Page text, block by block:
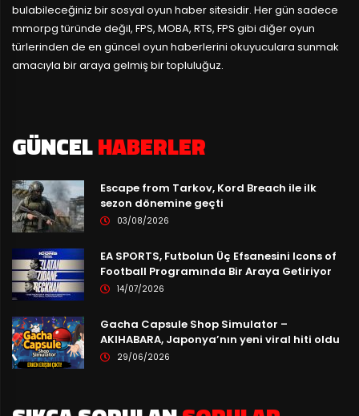
bulabileceğiniz bir sosyal oyun haber sitesidir. Her gün sadece
mmorpg türünde değil, FPS, MOBA, RTS, FPS gibi diğer oyun
türlerinden de en güncel oyun haberlerini okuyuculara sunmak
amacıyla bir araya gelmiş bir topluluğuz.
GÜNCELHABERLER
Escape from Tarkov, Kord Breach ile ilk
sezon dönemine geçti
03/08/2026
EA SPORTS, Futbolun Üç Efsanesini Icons of
Football Programında Bir Araya Getiriyor
14/07/2026
Gacha Capsule Shop Simulator –
AKIHABARA, Japonya’nın yeni viral hiti oldu
29/06/2026